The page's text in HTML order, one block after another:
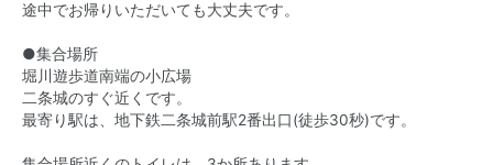
途中でお帰りいただいても大丈夫です。
●集合場所
堀川遊歩道南端の小広場
二条城のすぐ近くです。
最寄り駅は、地下鉄二条城前駅2番出口(徒歩30秒)です。